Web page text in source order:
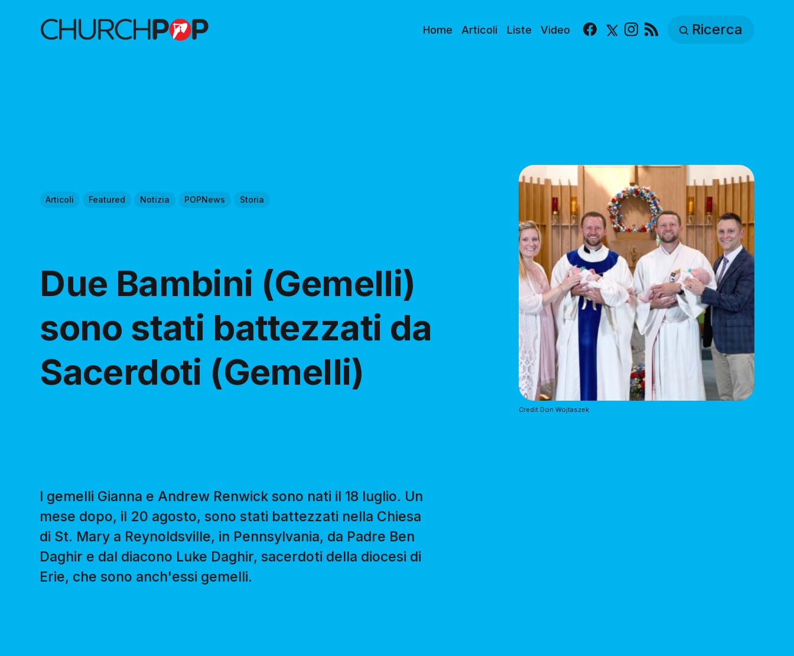
Home Articoli Liste Video Facebook
X Instagram Ricerca
Articoli Featured Notizia POPNews Storia
Due Bambini (Gemelli)
sono stati battezzati da
Sacerdoti (Gemelli)
I gemelli Gianna e Andrew Renwick sono nati il ​​18 luglio. Un
mese dopo, il 20 agosto, sono stati battezzati nella Chiesa
di St. Mary a Reynoldsville, in Pennsylvania, da Padre Ben
Daghir e dal diacono Luke Daghir, sacerdoti della diocesi di
Erie, che sono anch'essi gemelli.
Credit Don Wojtaszek